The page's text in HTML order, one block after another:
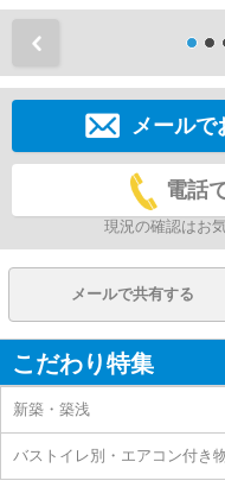
メールで
電話
現況の確認はお
メールで共有する
こだわり特集
新築・築浅
バストイレ別・エアコン付き